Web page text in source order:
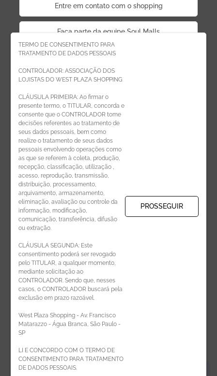
TERMO DE CONSENTIMENTO PARA
TRATAMENTO DE DADOS PESSOAIS
CONTROLADOR: ASSOCIAÇÃO DOS
LOJISTAS DO WEST PLAZA SHOPPING
CLÁUSULA PRIMEIRA: Ao firmar o
presente termo, o TITULAR, concorda e
consente que o CONTROLADOR tome
decisões referentes ao tratamento de
seus dados pessoais, bem como
realize o tratamento de seus dados
pessoais envolvendo operações como
as que se referem à coleta, produção,
recepção, classificação, utilização ,
acesso, reprodução, transmissão,
distribuição, processamento,
arquivamento, armazenamento,
eliminação, avaliação ou controle da
informação, modificação,
comunicação, transferência, difusão
ou extração.
CLÁUSULA SEGUNDA: Este
consentimento poderá ser revogado
pelo TITULAR, a qualquer momento,
mediante solicitação ao
CONTROLADOR. Sendo que, nesses
casos, o CONTROLADOR buscará pela
exclusão em prazo razoável.
West Plaza Shopping - Av. Francisco
Matarazzo - Água Branca, São Paulo -
SP
LI E CONCORDO COM O TERMO DE
CONSENTIMENTO PARA TRATAMENTO
DE DADOS PESSOAIS.
PROSSEGUIR
Entre em contato com o shopping
Faça parte da equipe Soul Malls
Faça parte da equipe West Plaza
Politica de privacidade
Código de Ética de Parceiros
CADASTRE-SE
Receba novidades por e-mail:
CADASTRAR